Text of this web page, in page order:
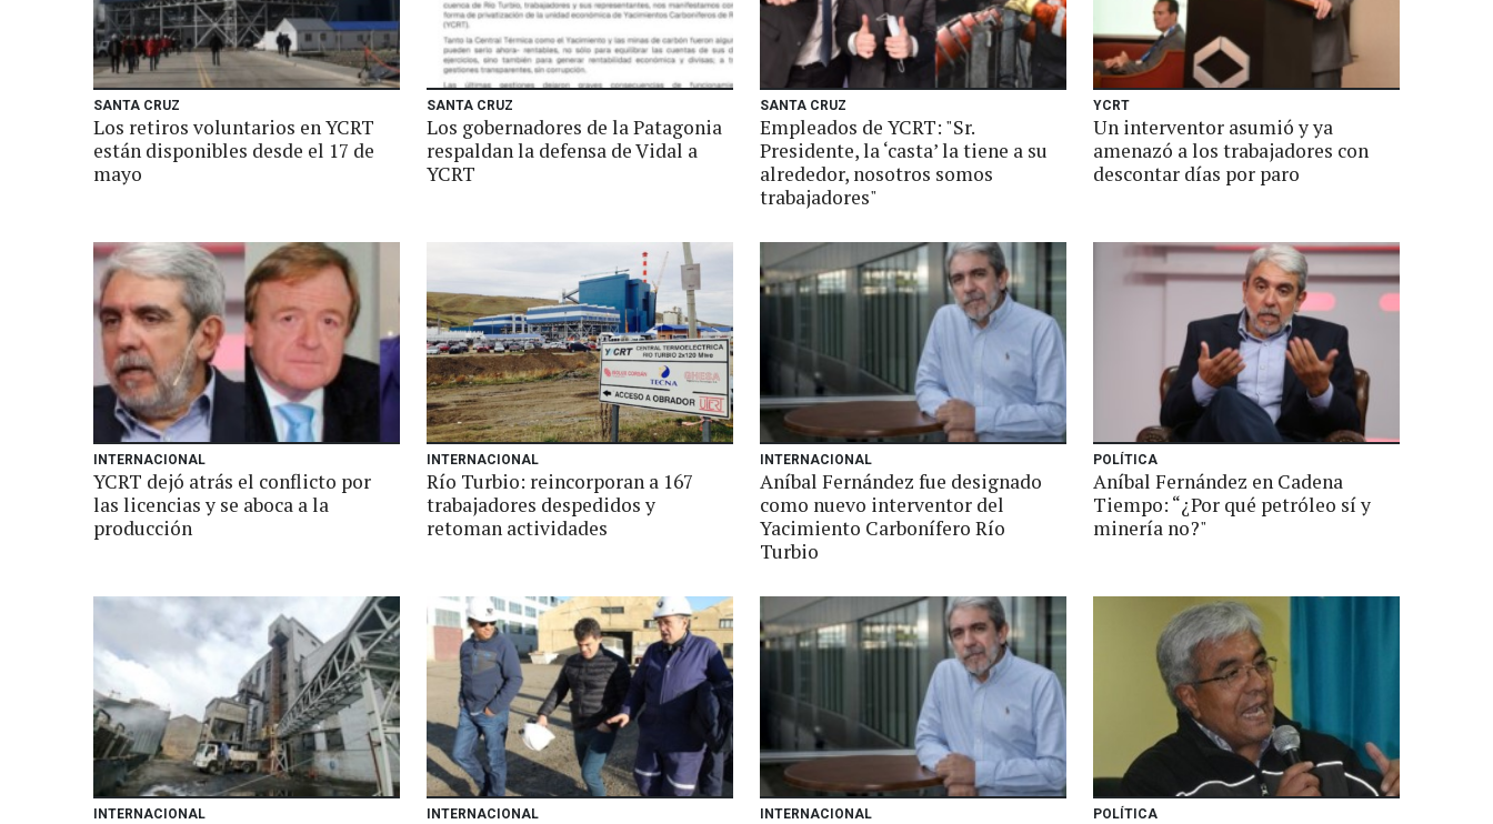
SANTA CRUZ
Los retiros voluntarios en YCRT
están disponibles desde el 17 de
mayo
SANTA CRUZ
Los gobernadores de la Patagonia
respaldan la defensa de Vidal a
YCRT
SANTA CRUZ
Empleados de YCRT: "Sr.
Presidente, la ‘casta’ la tiene a su
alrededor, nosotros somos
trabajadores"
YCRT
Un interventor asumió y ya
amenazó a los trabajadores con
descontar días por paro
INTERNACIONAL
YCRT dejó atrás el conflicto por
las licencias y se aboca a la
producción
INTERNACIONAL
Río Turbio: reincorporan a 167
trabajadores despedidos y
retoman actividades
INTERNACIONAL
Aníbal Fernández fue designado
como nuevo interventor del
Yacimiento Carbonífero Río
Turbio
POLÍTICA
Aníbal Fernández en Cadena
Tiempo: “¿Por qué petróleo sí y
minería no?"
INTERNACIONAL INTERNACIONAL INTERNACIONAL POLÍTICA